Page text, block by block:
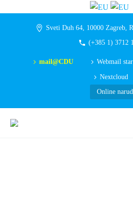
Sveti Duh 64, 10000 Zagreb,
(+385 1) 3712
mail@CDU Webmail
Nextcloud
Online